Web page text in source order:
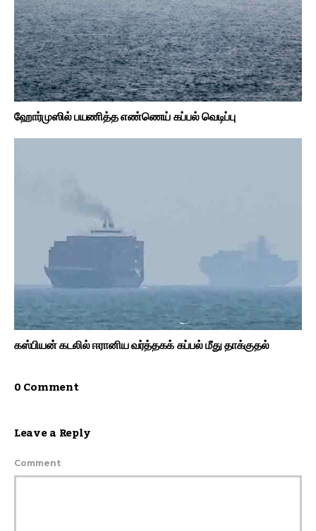
ஹோர்முஸில் பயணித்த எண்ணெய் கப்பல் வெடிப்பு
கஸ்பியன் கடலில் ஈரானிய வர்த்தகக் கப்பல் மீது தாக்குதல்
0 Comment
Leave a Reply
Comment